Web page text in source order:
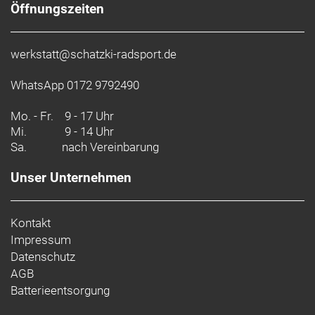
Öffnungszeiten
werkstatt@schatzki-radsport.de
WhatsApp 0172 9792490
Mo. - Fr. 9 - 17 Uhr
Mi.
9 - 14 Uhr
Sa.
nach Vereinbarung
Unser Unternehmen
Kontakt
Impressum
Datenschutz
AGB
Batterieentsorgung